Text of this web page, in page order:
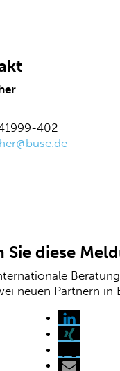
402
Sie diese
neuen Partnern in